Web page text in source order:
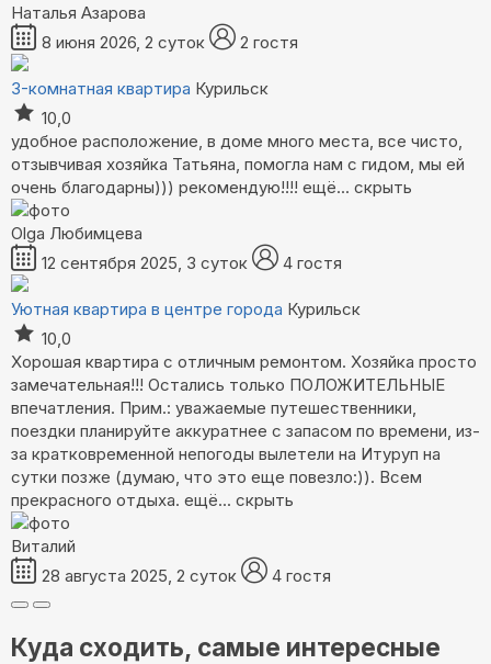
Наталья Азарова
8 июня 2026, 2 суток
2 гостя
3-комнатная квартира Курильск
10,0
удобное расположение, в доме много места, все чисто,
отзывчивая хозяйка Татьяна, помогла нам с гидом, мы ей
очень благодарны))) рекомендую!!!! ещё... скрыть
Olga Любимцева
12 сентября 2025, 3 суток
4 гостя
Уютная квартира в центре города Курильск
10,0
Хорошая квартира с отличным ремонтом. Хозяйка просто
замечательная!!! Остались только ПОЛОЖИТЕЛЬНЫЕ
впечатления. Прим.: уважаемые путешественники,
поездки планируйте аккуратнее с запасом по времени, из-
за кратковременной непогоды вылетели на Итуруп на
сутки позже (думаю, что это еще повезло:)). Всем
прекрасного отдыха. ещё... скрыть
Виталий
28 августа 2025, 2 суток
4 гостя
Куда сходить, самые интересные